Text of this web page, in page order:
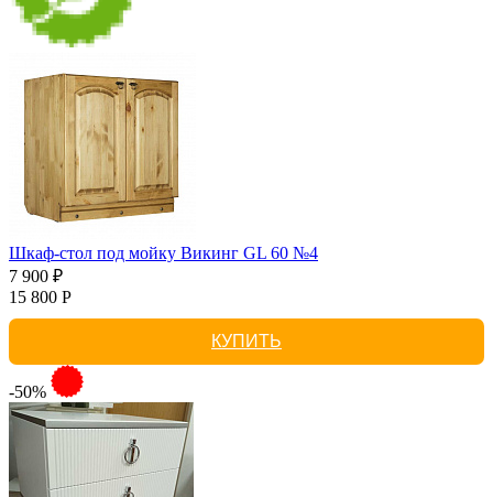
Шкаф-стол под мойку Викинг GL 60 №4
7 900 ₽
15 800 Р
КУПИТЬ
-50%